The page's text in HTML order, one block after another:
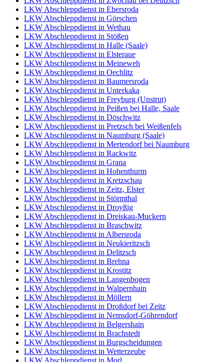
LKW Abschleppdienst in Ebersroda
LKW Abschleppdienst in Görschen
LKW Abschleppdienst in Wethau
LKW Abschleppdienst in Stößen
LKW Abschleppdienst in Halle (Saale)
LKW Abschleppdienst in Elsteraue
LKW Abschleppdienst in Meineweh
LKW Abschleppdienst in Oechlitz
LKW Abschleppdienst in Baumersroda
LKW Abschleppdienst in Unterkaka
LKW Abschleppdienst in Freyburg (Unstrut)
LKW Abschleppdienst in Peißen bei Halle, Saale
LKW Abschleppdienst in Döschwitz
LKW Abschleppdienst in Pretzsch bei Weißenfels
LKW Abschleppdienst in Naumburg (Saale)
LKW Abschleppdienst in Mertendorf bei Naumburg
LKW Abschleppdienst in Rackwitz
LKW Abschleppdienst in Grana
LKW Abschleppdienst in Hohenthurm
LKW Abschleppdienst in Kretzschau
LKW Abschleppdienst in Zeitz, Elster
LKW Abschleppdienst in Störmthal
LKW Abschleppdienst in Droyßig
LKW Abschleppdienst in Dreiskau-Muckern
LKW Abschleppdienst in Braschwitz
LKW Abschleppdienst in Albersroda
LKW Abschleppdienst in Neukieritzsch
LKW Abschleppdienst in Delitzsch
LKW Abschleppdienst in Brehna
LKW Abschleppdienst in Krostitz
LKW Abschleppdienst in Langenbogen
LKW Abschleppdienst in Walpernhain
LKW Abschleppdienst in Möllern
LKW Abschleppdienst in Droßdorf bei Zeitz
LKW Abschleppdienst in Nemsdorf-Göhrendorf
LKW Abschleppdienst in Belgershain
LKW Abschleppdienst in Brachstedt
LKW Abschleppdienst in Burgscheidungen
LKW Abschleppdienst in Wetterzeube
LKW Abschleppdienst in Morl